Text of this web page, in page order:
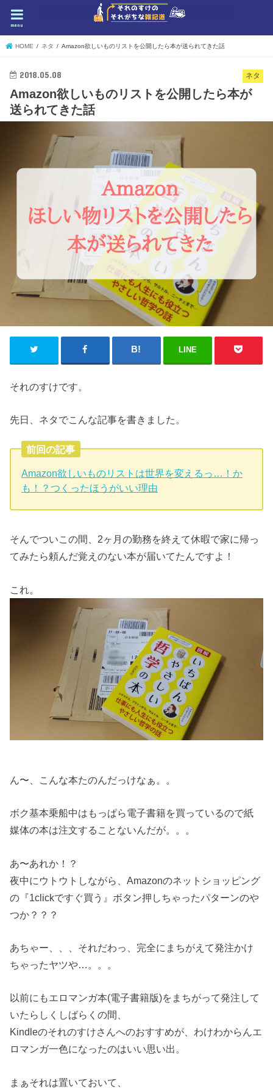
menu
HOME ネタ Amazon欲しいものリストを公開したら本が送られてきた話
ネタ
2018.05.08
Amazon欲しいものリストを公開したら本が
送られてきた話
LINE
それのすけです。
先日、ネタでこんな記事を書きました。
前回の記事
Amazon欲しいものリストは世界を変えるっ…！か
も！？つくったほうがいい理由
そんでついこの間、2ヶ月の勤務を終えて休暇で家に帰っ
てみたら頼んだ覚えのない本が届いてたんですよ！
これ。
ん〜、こんな本たのんだっけなぁ。。
ボク基本乗船中はもっぱら電子書籍を買っているので紙
媒体の本は注文することないんだが。。。
あ〜あれか！？
夜中にウトウトしながら、Amazonのネットショッピング
の『1clickですぐ買う』ボタン押しちゃったパターンのや
つか？？？
あちゃー、、、それだわっ、完全にまちがえて発注かけ
ちゃったヤツや…。。。
以前にもエロマンガ本(電子書籍版)をまちがって発注して
いたらしくしばらくの間、
Kindleのそれのすけさんへのおすすめが、わけわからんエ
ロマンガ一色になったのはいい思い出。
まぁそれは置いておいて、